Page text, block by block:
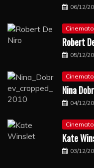
06/12/
Robert
05/12/
Nina
04/12/
Kate
03/12/